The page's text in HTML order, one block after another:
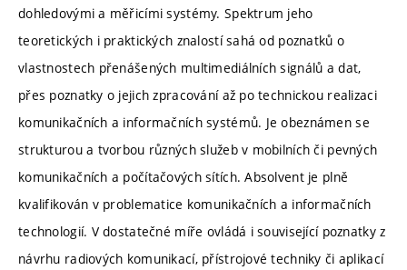
dohledovými a měřicími systémy. Spektrum jeho
teoretických i praktických znalostí sahá od poznatků o
vlastnostech přenášených multimediálních signálů a dat,
přes poznatky o jejich zpracování až po technickou realizaci
komunikačních a informačních systémů. Je obeznámen se
strukturou a tvorbou různých služeb v mobilních či pevných
komunikačních a počítačových sítích. Absolvent je plně
kvalifikován v problematice komunikačních a informačních
technologií. V dostatečné míře ovládá i související poznatky z
návrhu radiových komunikací, přístrojové techniky či aplikací